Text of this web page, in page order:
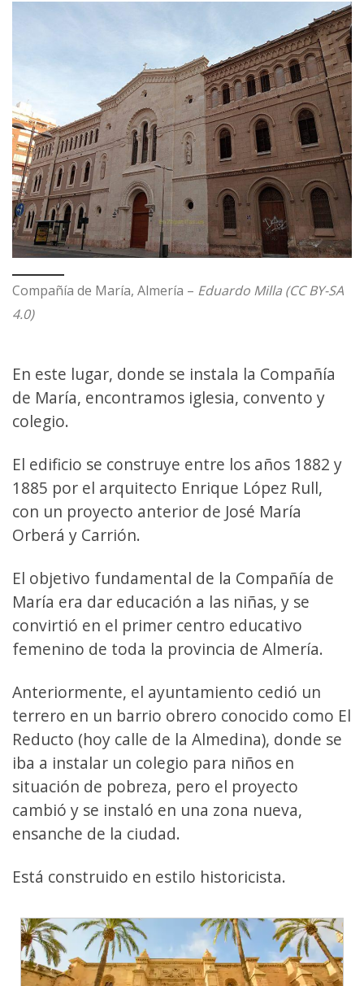
Compañía de María, Almería – Eduardo Milla (CC BY-SA
4.0)
En este lugar, donde se instala la Compañía
de María, encontramos iglesia, convento y
colegio.
El edificio se construye entre los años 1882 y
1885 por el arquitecto Enrique López Rull,
con un proyecto anterior de José María
Orberá y Carrión.
El objetivo fundamental de la Compañía de
María era dar educación a las niñas, y se
convirtió en el primer centro educativo
femenino de toda la provincia de Almería.
Anteriormente, el ayuntamiento cedió un
terrero en un barrio obrero conocido como El
Reducto (hoy calle de la Almedina), donde se
iba a instalar un colegio para niños en
situación de pobreza, pero el proyecto
cambió y se instaló en una zona nueva,
ensanche de la ciudad.
Está construido en estilo historicista.